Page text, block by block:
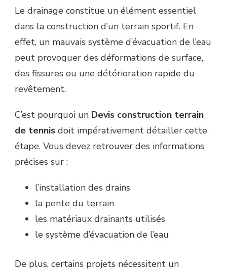
Le drainage constitue un élément essentiel
dans la construction d’un terrain sportif. En
effet, un mauvais système d’évacuation de l’eau
peut provoquer des déformations de surface,
des fissures ou une détérioration rapide du
revêtement.
C’est pourquoi un Devis construction terrain
de tennis doit impérativement détailler cette
étape. Vous devez retrouver des informations
précises sur :
l’installation des drains
la pente du terrain
les matériaux drainants utilisés
le système d’évacuation de l’eau
De plus, certains projets nécessitent un